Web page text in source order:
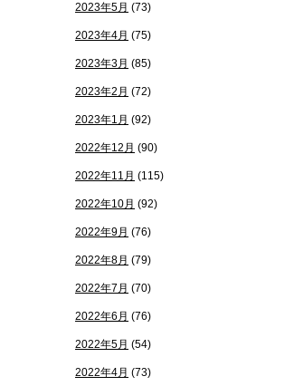
2023年5月 (73)
2023年4月 (75)
2023年3月 (85)
2023年2月 (72)
2023年1月 (92)
2022年12月 (90)
2022年11月 (115)
2022年10月 (92)
2022年9月 (76)
2022年8月 (79)
2022年7月 (70)
2022年6月 (76)
2022年5月 (54)
2022年4月 (73)